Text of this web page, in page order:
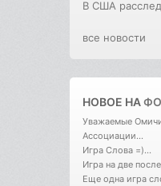
В США
все новости
НОВОЕ НА
Уважаемые
Ассоциации...
Игра Слова =)...
Игра на две
Еще одна игра